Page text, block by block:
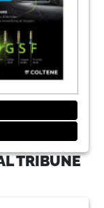
TRIBUNE